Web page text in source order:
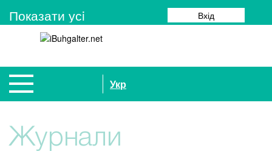
Показати усi Вхід
Укр
Журнали